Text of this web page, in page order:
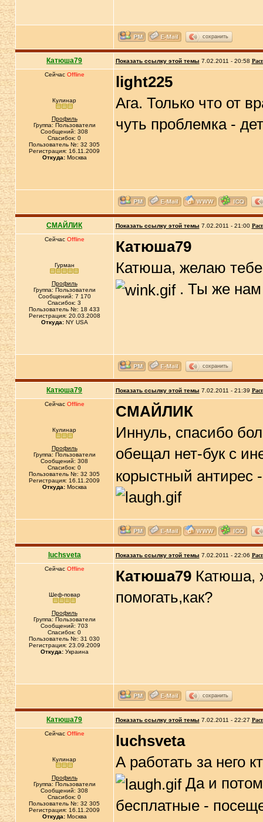
сохранить
Катюша79 Показать ссылку этой темы 7.02.2011 - 20:58
Сейчас Offline
Кулинар
Профиль
Группа: Пользователи
Сообщений: 308
Спасибок: 0
Пользователь №: 32 305
Регистрация: 16.11.2009
Откуда:Москва
light225
Ага. Только что от
чуть проблемка -
СМАЙЛИК Показать ссылку этой темы 7.02.2011 - 21:00
Сейчас Offline
Гурман
Профиль
Группа: Пользователи
Сообщений: 7 170
Спасибок: 3
Пользователь №: 18 433
Регистрация: 20.03.2008
Откуда:NY USA
Катюша79
Катюша, желаю тебе
. Ты же нам
сохранить
Катюша79 Показать ссылку этой темы 7.02.2011 - 21:39
Сейчас Offline
Кулинар
Профиль
Группа: Пользователи
Сообщений: 308
Спасибок: 0
Пользователь №: 32 305
Регистрация: 16.11.2009
Откуда:Москва
СМАЙЛИК
Иннуль, спасибо
обещал нет-бук с
корыстный антирес
luchsveta Показать ссылку этой темы 7.02.2011 - 22:06
Сейчас Offline
Шеф-повар
Профиль
Группа: Пользователи
Сообщений: 703
Спасибок: 0
Пользователь №: 31 030
Регистрация: 23.09.2009
Откуда:Украина
Катюша79Катюша,
помогать,как?
сохранить
Катюша79 Показать ссылку этой темы 7.02.2011 - 22:27
Сейчас Offline
Кулинар
Профиль
Группа: Пользователи
Сообщений: 308
Спасибок: 0
Пользователь №: 32 305
Регистрация: 16.11.2009
Откуда:Москва
luchsveta
А работать за него
Да и
бесплатные -